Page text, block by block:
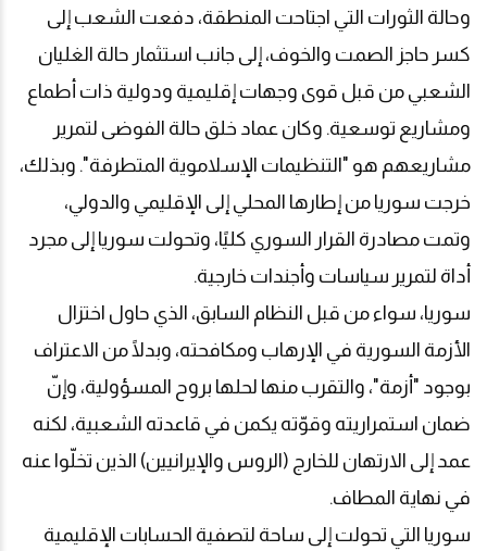
وحالة الثورات التي اجتاحت المنطقة، دفعت الشعب إلى
كسر حاجز الصمت والخوف، إلى جانب استثمار حالة الغليان
الشعبي من قبل قوى وجهات إقليمية ودولية ذات أطماع
ومشاريع توسعية. وكان عماد خلق حالة الفوضى لتمرير
مشاريعهم هو "التنظيمات الإسلاموية المتطرفة". وبذلك،
خرجت سوريا من إطارها المحلي إلى الإقليمي والدولي،
وتمت مصادرة القرار السوري كليًا، وتحولت سوريا إلى مجرد
أداة لتمرير سياسات وأجندات خارجية.
سوريا، سواء من قبل النظام السابق، الذي حاول اختزال
الأزمة السورية في الإرهاب ومكافحته، وبدلًا من الاعتراف
بوجود "أزمة"، والتقرب منها لحلها بروح المسؤولية، وإنّ
ضمان استمراريته وقوّته يكمن في قاعدته الشعبية، لكنه
عمد إلى الارتهان للخارج (الروس والإيرانيين) الذين تخلّوا عنه
في نهاية المطاف.
سوريا التي تحولت إلى ساحة لتصفية الحسابات الإقليمية